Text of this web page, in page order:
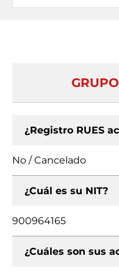
¿Registro RUES
No / Cancelado
¿Cuál es su NIT?
900964165
¿Cuáles son sus